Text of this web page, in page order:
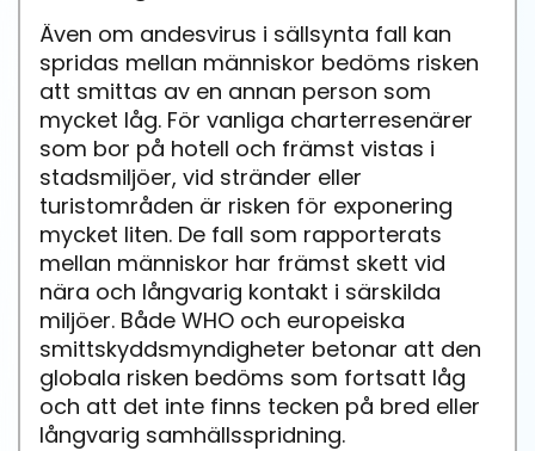
Även om andesvirus i sällsynta fall kan
spridas mellan människor bedöms risken
att smittas av en annan person som
mycket låg. För vanliga charterresenärer
som bor på hotell och främst vistas i
stadsmiljöer, vid stränder eller
turistområden är risken för exponering
mycket liten. De fall som rapporterats
mellan människor har främst skett vid
nära och långvarig kontakt i särskilda
miljöer. Både WHO och europeiska
smittskyddsmyndigheter betonar att den
globala risken bedöms som fortsatt låg
och att det inte finns tecken på bred eller
långvarig samhällsspridning.